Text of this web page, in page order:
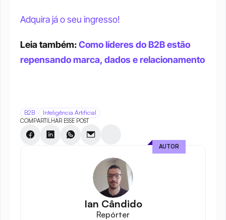
Adquira já o seu ingresso!
Leia também: Como líderes do B2B estão
repensando marca, dados e relacionamento
B2B Inteligência Artificial
COMPARTILHAR ESSE POST
Ian Cândido
Repórter
AUTOR